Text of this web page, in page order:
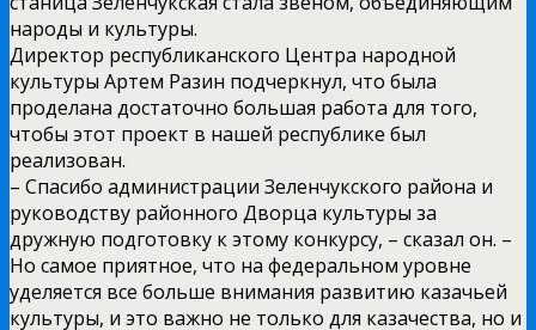
народы и культуры.
Директор республиканского Центра народной
культуры Артем Разин подчеркнул, что была
проделана достаточно большая работа для того,
чтобы этот проект в нашей республике был
реализован.
– Спасибо администрации Зеленчукского района и
руководству районного Дворца культуры за
дружную подготовку к этому конкурсу, – сказал он. –
Но самое приятное, что на федеральном уровне
уделяется все больше внимания развитию казачьей
культуры, и это важно не только для казачества, но и